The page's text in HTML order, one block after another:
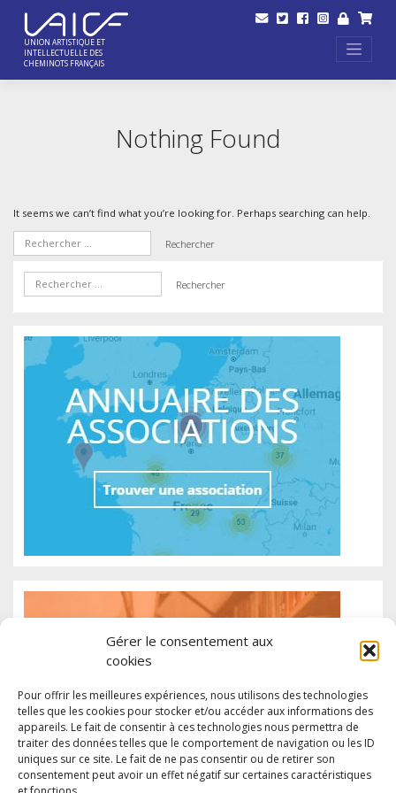
Gérer le consentement aux
cookies
Pour offrir les meilleures expériences, nous utilisons des technologies
telles que les cookies pour stocker et/ou accéder aux informations des
appareils. Le fait de consentir à ces technologies nous permettra de
traiter des données telles que le comportement de navigation ou les ID
uniques sur ce site. Le fait de ne pas consentir ou de retirer son
consentement peut avoir un effet négatif sur certaines caractéristiques
content
UNION ARTISTIQUE ET
INTELLECTUELLE DES
CHEMINOTS FRANÇAIS
Nothing Found
It seems we can’t find what you’re looking for. Perhaps searching can help.